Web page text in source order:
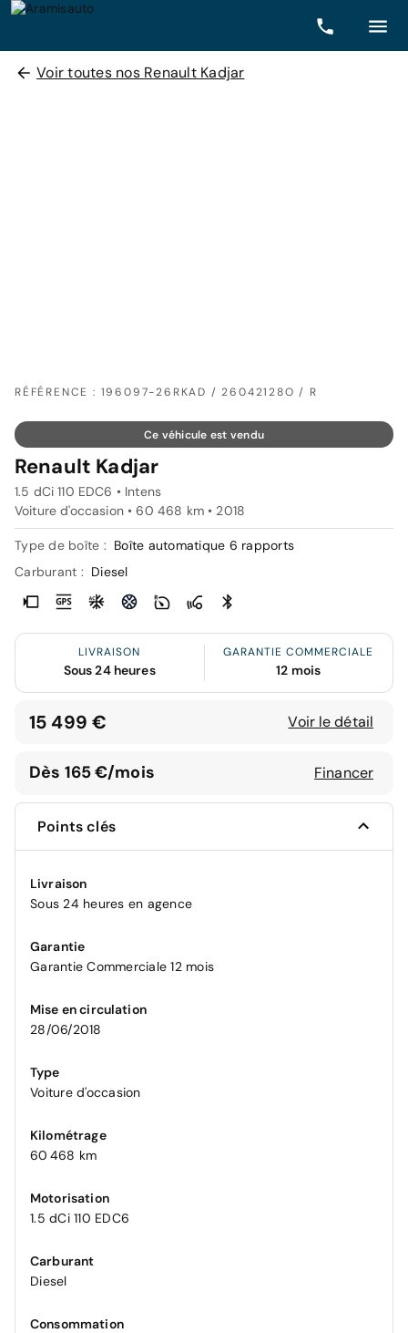
Voir toutes nos Renault Kadjar
RÉFÉRENCE : 196097-26RKAD / 26042128O / R
Ce véhicule est vendu
Renault Kadjar
1.5 dCi 110 EDC6 • Intens
Voiture d'occasion • 60 468 km • 2018
Type de boîte : Boîte automatique 6 rapports
Carburant : Diesel
LIVRAISON
Sous 24 heures
GARANTIE COMMERCIALE
12 mois
15 499 € Voir le détail
Dès 165 €/mois Financer
Points clés
Livraison
Sous 24 heures en agence
Garantie
Garantie Commerciale 12 mois
Mise en circulation
28/06/2018
Type
Voiture d'occasion
Kilométrage
60 468 km
Motorisation
1.5 dCi 110 EDC6
Carburant
Diesel
Consommation